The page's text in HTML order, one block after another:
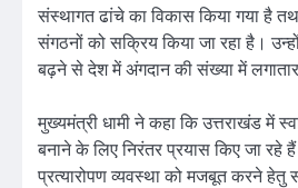
संस्थागत ढांचे का विकास किया गया है
संगठनों को सक्रिय किया जा रहा है।
बढ़ने से देश में अंगदान की संख्या में लगातार
मुख्यमंत्री धामी ने कहा कि उत्तराखंड में
बनाने के लिए निरंतर प्रयास किए जा रहे
प्रत्यारोपण व्यवस्था को मजबूत करने हेतु